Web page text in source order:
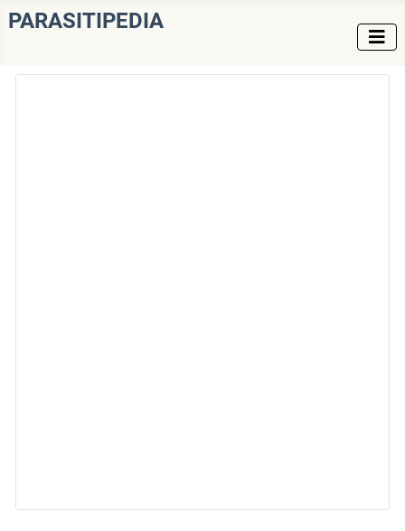
PARASITIPEDIA